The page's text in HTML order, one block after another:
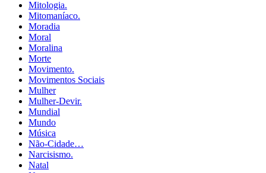
Mitologia.
Mitomaníaco.
Moradia
Moral
Moralina
Morte
Movimento.
Movimentos Sociais
Mulher
Mulher-Devir.
Mundial
Mundo
Música
Não-Cidade…
Narcisismo.
Natal